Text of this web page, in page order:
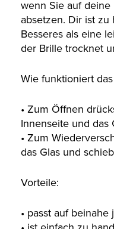
wenn Sie auf
absetzen. Dir ist
Besseres als eine
der Brille trocknet
Wie funktioniert
• Zum Öffnen
Innenseite und das
• Zum
das Glas und
Vorteile:
• passt auf